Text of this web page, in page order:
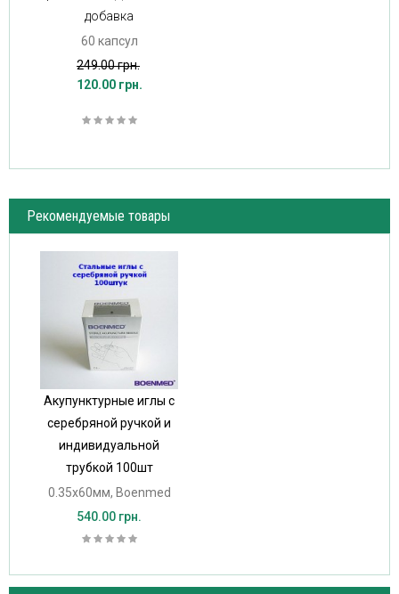
добавка
60 капсул
249.00 грн.
120.00 грн.
Рекомендуемые товары
Акупунктурные иглы с
серебряной ручкой и
индивидуальной
трубкой 100шт
0.35х60мм, Boenmed
540.00 грн.